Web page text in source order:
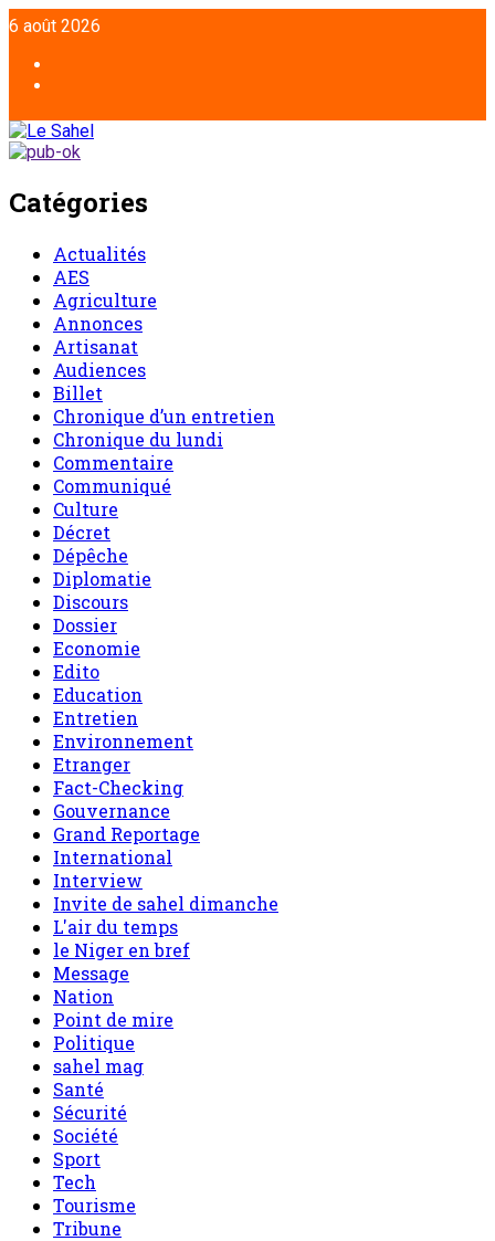
6 août 2026
Catégories
Actualités
AES
Agriculture
Annonces
Artisanat
Audiences
Billet
Chronique d’un entretien
Chronique du lundi
Commentaire
Communiqué
Culture
Décret
Dépêche
Diplomatie
Discours
Dossier
Economie
Edito
Education
Entretien
Environnement
Etranger
Fact-Checking
Gouvernance
Grand Reportage
International
Interview
Invite de sahel dimanche
L'air du temps
le Niger en bref
Message
Nation
Point de mire
Politique
sahel mag
Santé
Sécurité
Société
Sport
Tech
Tourisme
Tribune